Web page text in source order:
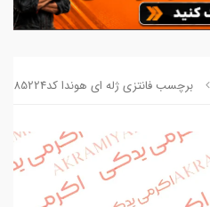
برچسب فانتزی ژله ای هوندا کد473285224